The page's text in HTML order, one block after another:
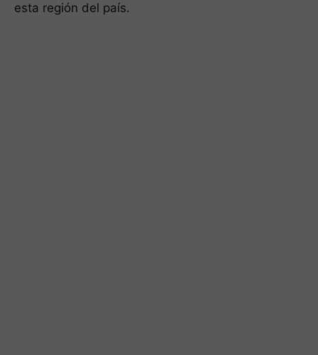
esta región del país.